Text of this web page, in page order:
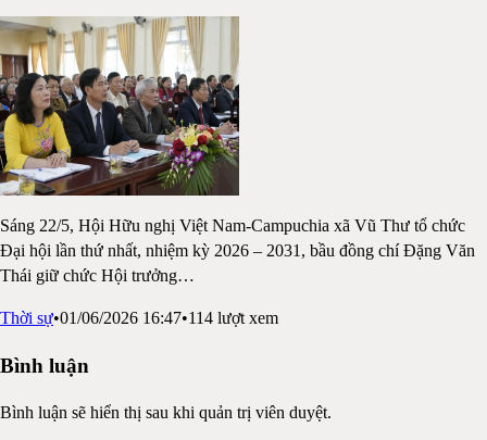
Sáng 22/5, Hội Hữu nghị Việt Nam-Campuchia xã Vũ Thư tổ chức
Đại hội lần thứ nhất, nhiệm kỳ 2026 – 2031, bầu đồng chí Đặng Văn
Thái giữ chức Hội trưởng…
Thời sự•01/06/2026 16:47•114 lượt xem
Bình luận
Bình luận sẽ hiển thị sau khi quản trị viên duyệt.